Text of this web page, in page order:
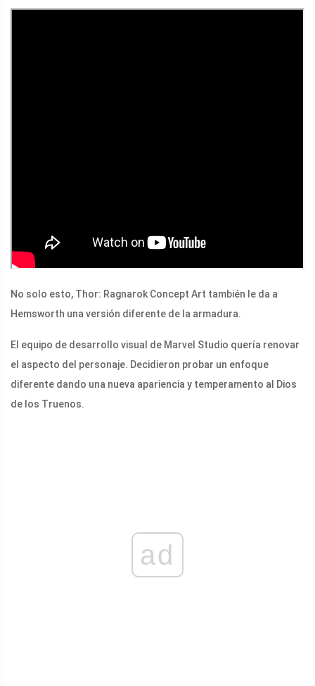
No solo esto, Thor: Ragnarok Concept Art también le da a
Hemsworth una versión diferente de la armadura.
El equipo de desarrollo visual de Marvel Studio quería renovar
el aspecto del personaje. Decidieron probar un enfoque
diferente dando una nueva apariencia y temperamento al Dios
de los Truenos.
ad